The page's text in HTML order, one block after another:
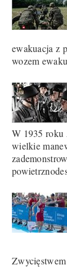
ewakuacja z
wozem
W 1935 roku
wielkie
Zwycięstwem